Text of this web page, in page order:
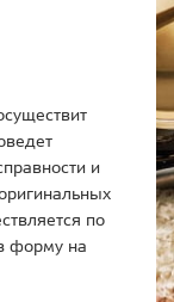
и
по
форму на